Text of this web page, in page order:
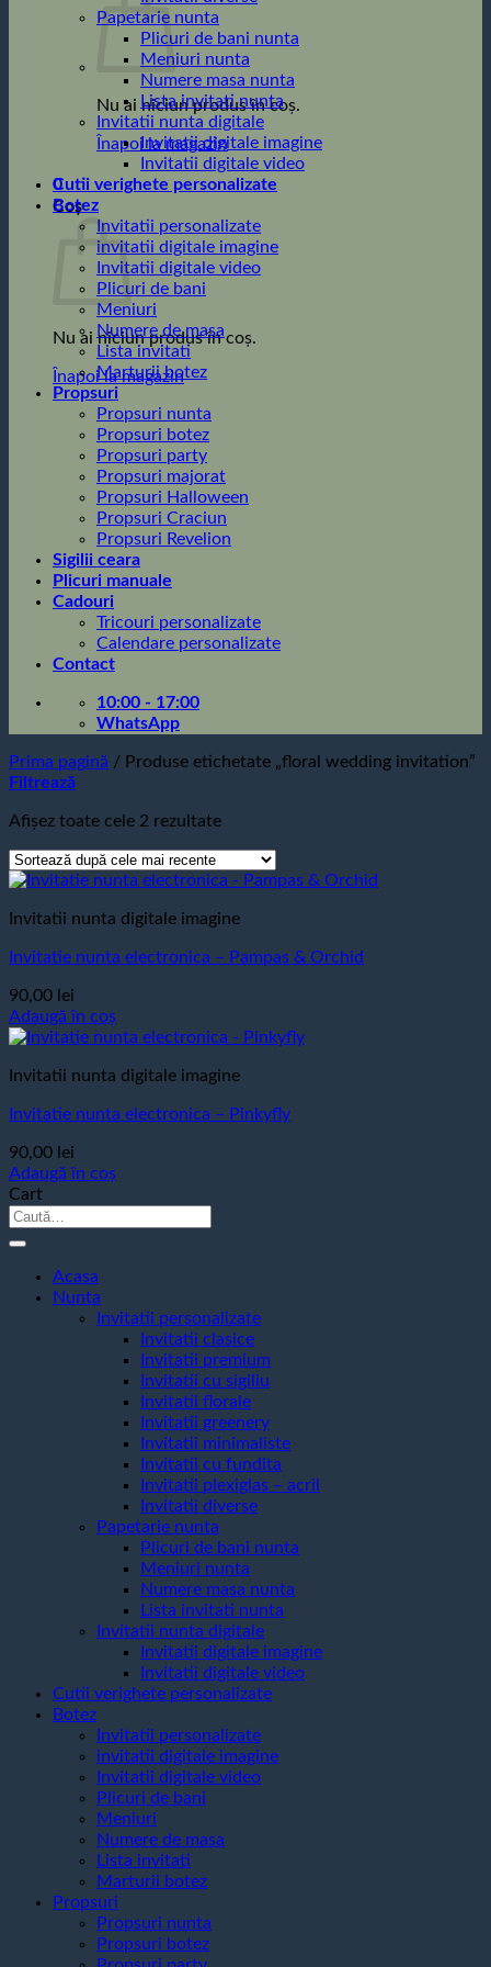
Nu ai niciun produs în coș.
Înapoi la magazin
0
Coș
Nu ai niciun produs în coș.
Înapoi la magazin
Papetarie nunta
Plicuri de bani nunta
Meniuri nunta
Numere masa nunta
Lista invitati nunta
Invitatii nunta digitale
Invitatii digitale imagine
Invitatii digitale video
Cutii verighete personalizate
Botez
Invitatii personalizate
invitatii digitale imagine
Invitatii digitale video
Plicuri de bani
Meniuri
Numere de masa
Lista invitati
Marturii botez
Propsuri
Propsuri nunta
Propsuri botez
Propsuri party
Propsuri majorat
Propsuri Halloween
Propsuri Craciun
Propsuri Revelion
Sigilii ceara
Plicuri manuale
Cadouri
Tricouri personalizate
Calendare personalizate
Contact
10:00 - 17:00
WhatsApp
Prima pagină / Produse etichetate „floral wedding invitation”
Filtrează
Afișez toate cele 2 rezultateSortat
mai
Invitatii nunta digitale imagine
Invitatie nunta electronica – Pampas & Orchid
90,00 lei
Adaugă în coș
Invitatii nunta digitale imagine
Invitatie nunta electronica – Pinkyfly
90,00 lei
Adaugă în coș
Cart
Caută
Acasa
Nunta
Invitatii personalizate
Invitatii clasice
Invitatii premium
Invitatii cu sigiliu
Invitatii florale
Invitatii greenery
Invitatii minimaliste
Invitatii cu fundita
Invitatii plexiglas – acril
Invitatii diverse
Papetarie nunta
Plicuri de bani nunta
Meniuri nunta
Numere masa nunta
Lista invitati nunta
Invitatii nunta digitale
Invitatii digitale imagine
Invitatii digitale video
Cutii verighete personalizate
Botez
Invitatii personalizate
invitatii digitale imagine
Invitatii digitale video
Plicuri de bani
Meniuri
Numere de masa
Lista invitati
Marturii botez
Propsuri
Propsuri nunta
Propsuri botez